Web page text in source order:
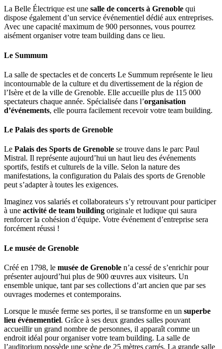
La Belle Électrique est une salle de concerts à Grenoble qui
dispose également d’un service événementiel dédié aux entreprises.
Avec une capacité maximum de 900 personnes, vous pourrez
aisément organiser votre team building dans ce lieu.
Le Summum
La salle de spectacles et de concerts Le Summum représente le lieu
incontournable de la culture et du divertissement de la région de
l’Isère et de la ville de Grenoble. Elle accueille plus de 115 000
spectateurs chaque année. Spécialisée dans l’organisation
d’événements, elle pourra facilement recevoir votre team building.
Le Palais des sports de Grenoble
Le Palais des Sports de Grenoble se trouve dans le parc Paul
Mistral. Il représente aujourd’hui un haut lieu des événements
sportifs, festifs et culturels de la ville. Selon la nature des
manifestations, la configuration du Palais des sports de Grenoble
peut s’adapter à toutes les exigences.
Imaginez vos salariés et collaborateurs s’y retrouvant pour participer
à une activité de team building originale et ludique qui saura
renforcer la cohésion d’équipe. Votre événement d’entreprise sera
forcément réussi !
Le musée de Grenoble
Créé en 1798, le musée de Grenoble n’a cessé de s’enrichir pour
présenter aujourd’hui plus de 900 œuvres aux visiteurs. Un
ensemble unique, tant par ses collections d’art ancien que par ses
ouvrages modernes et contemporains.
Lorsque le musée ferme ses portes, il se transforme en un superbe
lieu événementiel. Grâce à ses deux grandes salles pouvant
accueillir un grand nombre de personnes, il apparaît comme un
endroit idéal pour organiser votre team building. La salle de
l’auditorium possède une scène de 25 mètres carrés. La grande salle